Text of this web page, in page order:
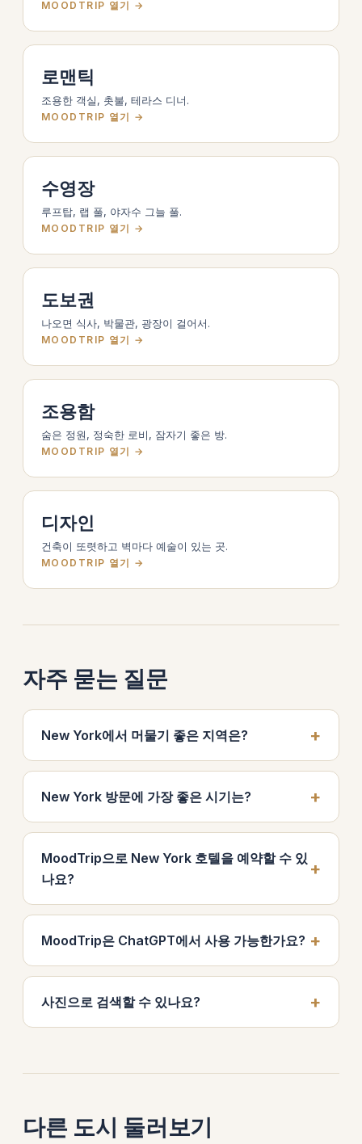
MOODTRIP 열기 →
로맨틱
조용한 객실, 촛불, 테라스 디너.
MOODTRIP 열기 →
수영장
루프탑, 랩 풀, 야자수 그늘 풀.
MOODTRIP 열기 →
도보권
나오면 식사, 박물관, 광장이 걸어서.
MOODTRIP 열기 →
조용함
숨은 정원, 정숙한 로비, 잠자기 좋은 방.
MOODTRIP 열기 →
디자인
건축이 또렷하고 벽마다 예술이 있는 곳.
MOODTRIP 열기 →
자주 묻는 질문
New York에서 머물기 좋은 지역은?
New York 방문에 가장 좋은 시기는?
MoodTrip으로 New York 호텔을 예약할 수 있
나요?
MoodTrip은 ChatGPT에서 사용 가능한가요?
사진으로 검색할 수 있나요?
다른 도시 둘러보기